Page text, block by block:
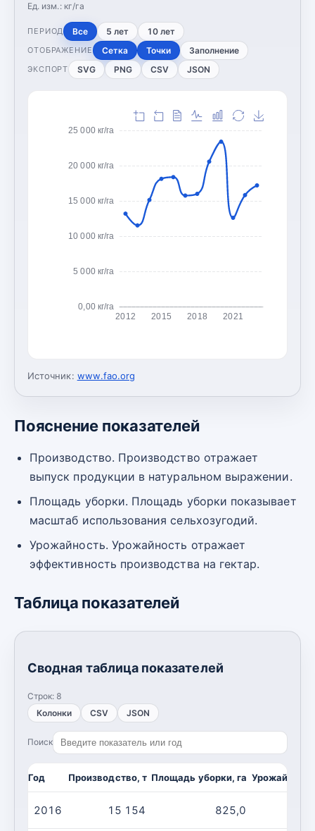
Ед. изм.: кг/га
ПЕРИОД Все 5 лет 10 лет
ОТОБРАЖЕНИЕ Сетка Точки Заполнение
ЭКСПОРТ SVG PNG CSV JSON
0,00 кг/га
5 000 кг/га
10 000 кг/га
15 000 кг/га
20 000 кг/га
25 000 кг/га
2012 2015 2018 2021
Источник: www.fao.org
Пояснение показателей
Производство. Производство отражает
выпуск продукции в натуральном выражении.
Площадь уборки. Площадь уборки показывает
масштаб использования сельхозугодий.
Урожайность. Урожайность отражает
эффективность производства на гектар.
Таблица показателей
Сводная таблица показателей
Строк: 8
Колонки
CSV JSON
Поиск
Год Производство, т Площадь уборки, га
2016 15 154 825,0